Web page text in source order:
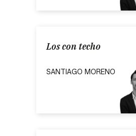
Los con techo
SANTIAGO MORENO